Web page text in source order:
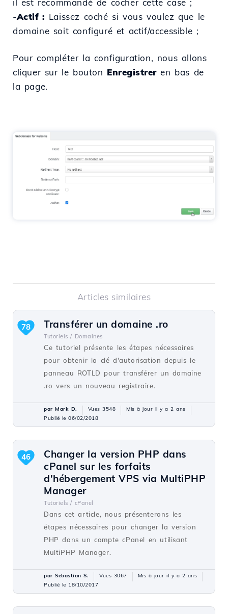
il est recommandé de cocher cette case ;
-Actif : Laissez coché si vous voulez que le
domaine soit configuré et actif/accessible ;
Pour compléter la configuration, nous allons
cliquer sur le bouton Enregistreren bas de
la page.
Articles similaires
Transférer un domaine .ro
Tutoriels / Domaines
Ce tutoriel présente les étapes nécessaires
pour obtenir la clé d'autorisation depuis le
panneau ROTLD pour transférer un domaine
.ro vers un nouveau registraire.
78
par Mark D. Vues 3548
Mis à jour il y a 2 ans
Publié le 06/02/2018
Changer la version PHP dans
cPanel sur les forfaits
d'hébergement VPS via MultiPHP
Manager
Tutoriels / cPanel
Dans cet article, nous présenterons les
étapes nécessaires pour changer la version
PHP dans un compte cPanel en utilisant
MultiPHP Manager.
46
par Sebastian S. Vues 3067
Mis à jour il y a 2 ans
Publié le 18/10/2017